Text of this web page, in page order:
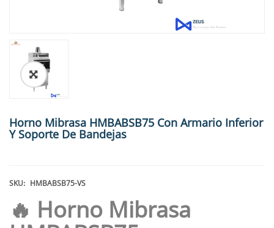
🔍
Horno Mibrasa HMBABSB75 Con Armario Inferior
Y Soporte De Bandejas
SKU: HMBABSB75-VS
🔥 Horno Mibrasa